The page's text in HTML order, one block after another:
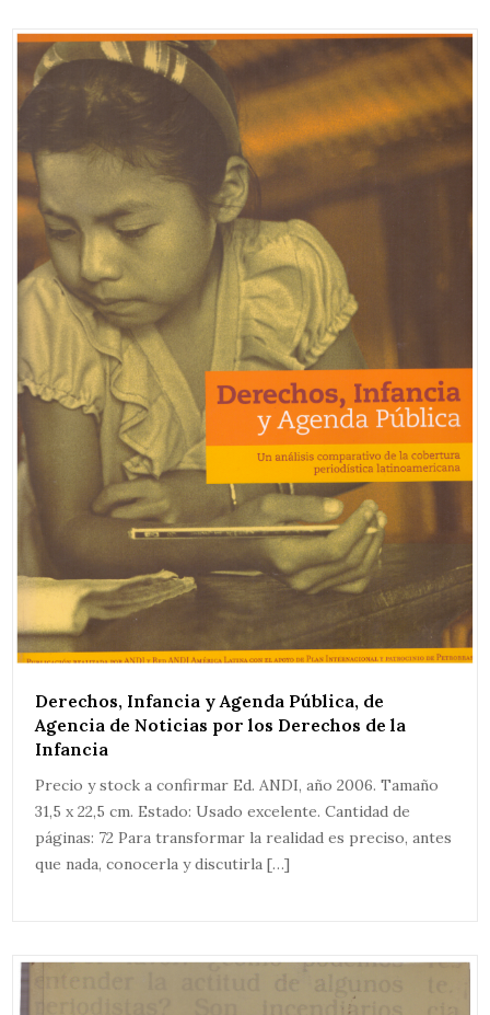
Derechos, Infancia y Agenda Pública, de
Agencia de Noticias por los Derechos de la
Infancia
Precio y stock a confirmar Ed. ANDI, año 2006. Tamaño
31,5 x 22,5 cm. Estado: Usado excelente. Cantidad de
páginas: 72 Para transformar la realidad es preciso, antes
que nada, conocerla y discutirla […]